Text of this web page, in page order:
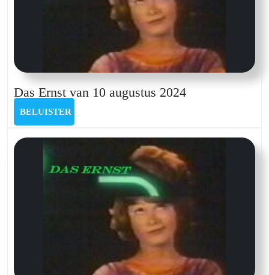
Das Ernst van 10 augustus 2024Das
10
augustus
2024
BELUISTER